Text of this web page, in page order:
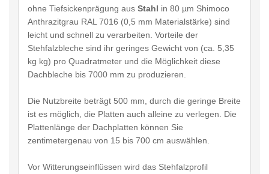
ohne Tiefsickenprägung aus Stahl in 80 µm Shimoco
Anthrazitgrau RAL 7016 (0,5 mm Materialstärke) sind
leicht und schnell zu verarbeiten. Vorteile der
Stehfalzbleche sind ihr geringes Gewicht von (ca. 5,35
kg kg) pro Quadratmeter und die Möglichkeit diese
Dachbleche bis 7000 mm zu produzieren.
Die Nutzbreite beträgt 500 mm, durch die geringe Breite
ist es möglich, die Platten auch alleine zu verlegen. Die
Plattenlänge der Dachplatten können Sie
zentimetergenau von 15 bis 700 cm auswählen.
Vor Witterungseinflüssen wird das Stehfalzprofil